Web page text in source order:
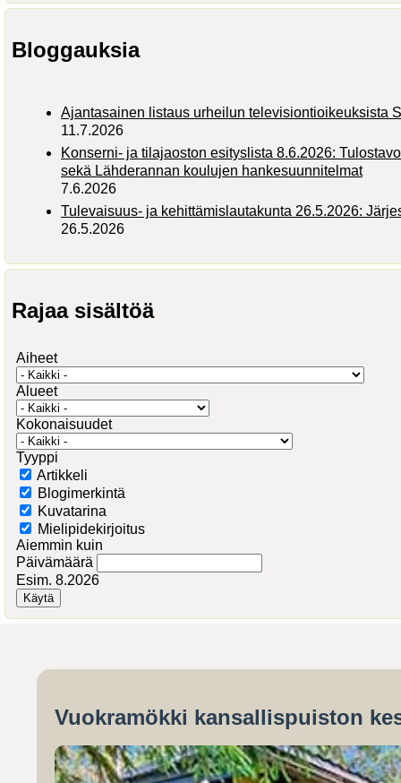
Bloggauksia
Ajantasainen listaus urheilun televisiontioikeuksista
11.7.2026
Konserni- ja tilajaoston esityslista 8.6.2026:
sekä Lähderannan koulujen hankesuunnitelmat
7.6.2026
Tulevaisuus- ja kehittämislautakunta 26.5.2026:
26.5.2026
Rajaa sisältöä
Aiheet
Alueet
Kokonaisuudet
Tyyppi
Artikkeli
Blogimerkintä
Kuvatarina
Mielipidekirjoitus
Aiemmin kuin
Päivämäärä
Esim. 8.2026
Vuokramökki kansallispuiston